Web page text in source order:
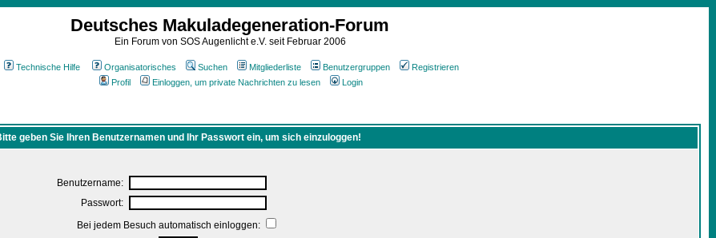
Deutsches Makuladegeneration-Forum
Ein Forum von SOS Augenlicht e.V. seit Februar 2006
Technische Hilfe Organisatorisches Suchen Mitgliederliste Benutzergruppen
Registrieren
Profil
Einloggen, um private Nachrichten zu lesen Login
geben Sie Ihren Benutzernamen und Ihr Passwort ein, um sich einzuloggen!
Benutzername:
Passwort:
Bei jedem Besuch automatisch einloggen: